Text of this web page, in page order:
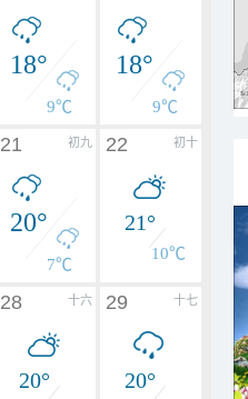
18°
9℃
18°
9℃
初九
21
20°
7℃
初十
22
21°
10℃
十六
28
20°
十七
29
20°